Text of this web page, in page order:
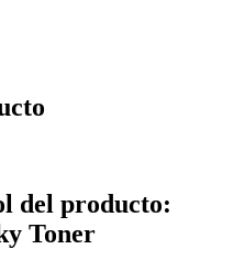
del producto:
Toner